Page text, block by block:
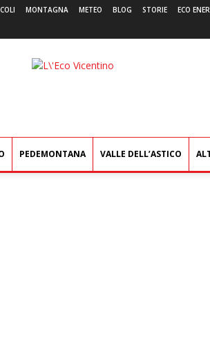
MONTAGNA METEO BLOG STORIE ECO
L'Eco
PEDEMONTANA VALLE DELL’ASTICO